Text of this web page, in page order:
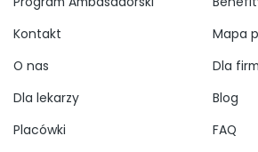
Kontakt
O nas
Dla lekarzy
Placówki
Mapa
Dla firm
Blog
FAQ